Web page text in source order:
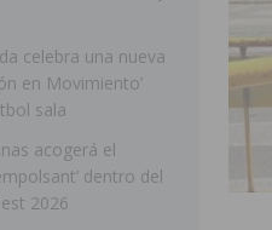
Los Montesinos clausura
Integra
MONTESINOS
2026 ]
Orihuela ultima diferentes
2026 ] Torrevieja presenta su
celebra una nueva
en Movimiento’
sala
acogerá el
dentro del
2026